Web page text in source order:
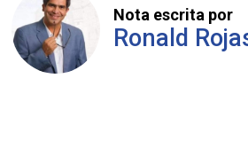
Nota escrita por
Ronald